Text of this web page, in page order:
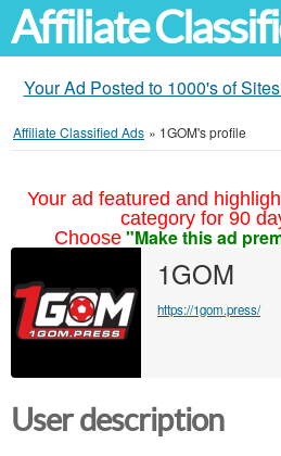
Affiliate
Your Ad Posted to 1000's of
Affiliate Classified Ads » 1GOM's profile
Your ad featured and
category for 90
Choose "Make this ad
1GOM
https://1gom.press/
User description